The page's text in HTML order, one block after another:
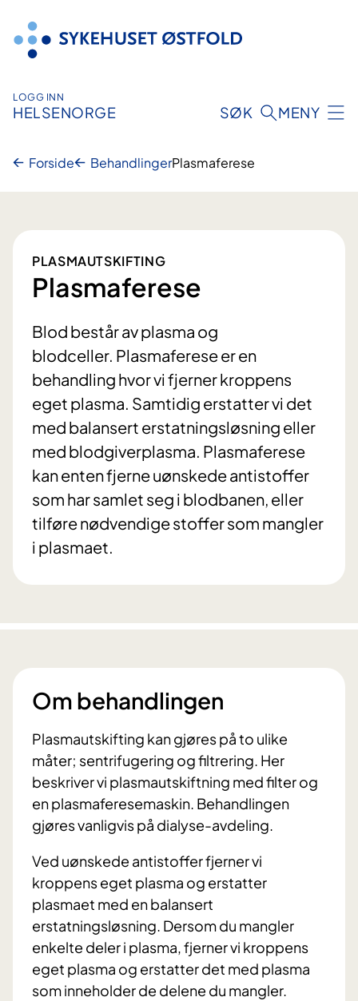
innhold
LOGG INN
HELSENORGE SØK MENY
Forside BehandlingerPlasmaferese
PLASMAUTSKIFTING
Plasmaferese
Blod består av plasma og
blodceller. Plasmaferese er en
behandling hvor vi fjerner kroppens
eget plasma. Samtidig erstatter vi det
med balansert erstatningsløsning eller
med blodgiverplasma. Plasmaferese
kan enten fjerne uønskede antistoffer
som har samlet seg i blodbanen, eller
tilføre nødvendige stoffer som mangler
i plasmaet.
Om behandlingen
Plasmautskifting kan gjøres på to ulike
måter; sentrifugering og filtrering. Her
beskriver vi plasmautskiftning med filter og
en plasmaferesemaskin. Behandlingen
gjøres vanligvis på dialyse-avdeling.
Ved uønskede antistoffer fjerner vi
kroppens eget plasma og erstatter
plasmaet med en balansert
erstatningsløsning. Dersom du mangler
enkelte deler i plasma, fjerner vi kroppens
eget plasma og erstatter det med plasma
som inneholder de delene du mangler.